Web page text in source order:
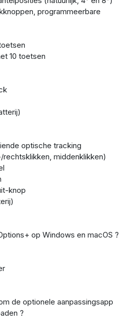
programmeerbare
10 toetsen
optische tracking
middenklikken)
knop
op Windows en macOS ?
de optionele aanpassingsapp
?